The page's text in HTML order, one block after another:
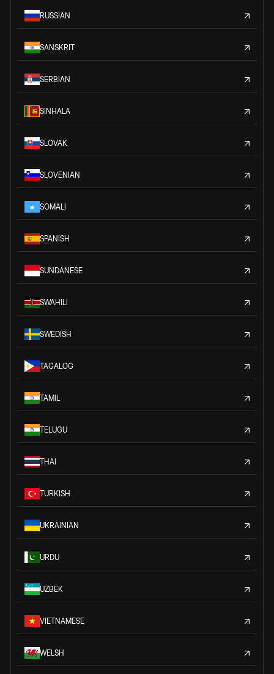
RUSSIAN
SANSKRIT
SERBIAN
SINHALA
SLOVAK
SLOVENIAN
SOMALI
SPANISH
SUNDANESE
SWAHILI
SWEDISH
TAGALOG
TAMIL
TELUGU
THAI
TURKISH
UKRAINIAN
URDU
UZBEK
VIETNAMESE
WELSH